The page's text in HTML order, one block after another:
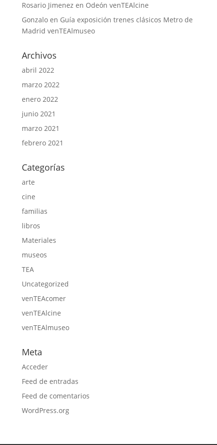
Rosario Jimenez en Odeón venTEAlcine
Gonzaloen Guía exposición trenes clásicos Metro de
Madrid venTEAlmuseo
Archivos
abril 2022
marzo 2022
enero 2022
junio 2021
marzo 2021
febrero 2021
Categorías
arte
cine
familias
libros
Materiales
museos
TEA
Uncategorized
venTEAcomer
venTEAlcine
venTEAlmuseo
Meta
Acceder
Feed de entradas
Feed de comentarios
WordPress.org